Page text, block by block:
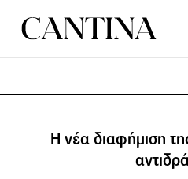
Η νέα διαφήμιση